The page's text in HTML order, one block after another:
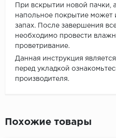
При вскрытии новой пачки,
напольное покрытие может
запах. После завершения
необходимо провести
проветривание.
Данная инструкция
перед укладкой
производителя.
Похожие товары